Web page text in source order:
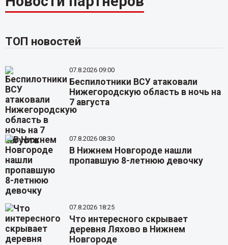
ТОП новостей
07.8.2026 09:00
Беспилотники ВСУ атаковали
Нижегородскую область в ночь на
7 августа
07.8.2026 08:30
В Нижнем Новгороде нашли
пропавшую 8-летнюю девочку
07.8.2026 18:25
Что интересного скрывает
деревня Ляхово в Нижнем
Новгороде